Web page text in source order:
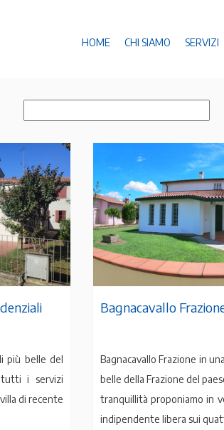
HOME CHI SIAMO SERVIZI
più belle del
i servizi
di recente
Bagnacavallo
Bagnacavallo Frazione in
belle della Frazione del
tranquillità proponiamo in
indipendente libera sui